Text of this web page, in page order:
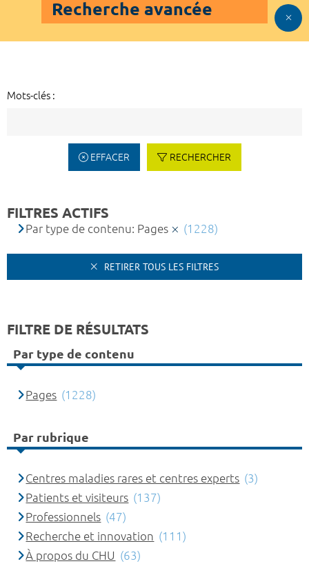
Recherche avancée
Mots-clés :
EFFACER RECHERCHER
FILTRES ACTIFS
Par type de contenu: Pages (1228)
RETIRER TOUS LES FILTRES
FILTRE DE RÉSULTATS
Par type de contenu
Pages (1228)
Par rubrique
Centres maladies rares et centres experts (3)
Patients et visiteurs (137)
Professionnels (47)
Recherche et innovation (111)
À propos du CHU (63)